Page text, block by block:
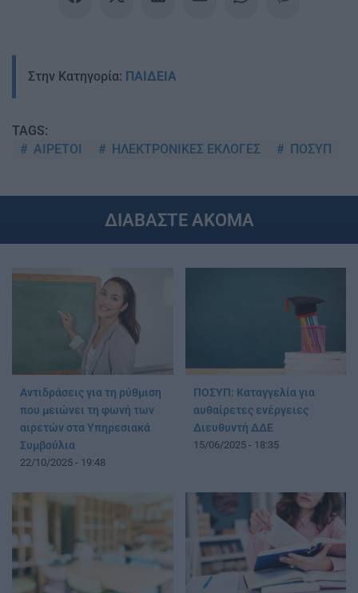
Στην Κατηγορία: ΠΑΙΔΕΙΑ
TAGS:
ΑΙΡΕΤΟΙ
ΗΛΕΚΤΡΟΝΙΚΕΣ ΕΚΛΟΓΕΣ ΠΟΣΥΠ
ΔΙΑΒΑΣΤΕ ΑΚΟΜΑ
Αντιδράσεις για τη ρύθμιση
που μειώνει τη φωνή των
αιρετών στα Υπηρεσιακά
Συμβούλια
22/10/2025 - 19:48
ΠΟΣΥΠ: Καταγγελία για
αυθαίρετες ενέργειες
Διευθυντή ΔΔΕ
15/06/2025 - 18:35